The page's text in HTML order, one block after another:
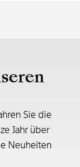
Sie die
Jahr über
Neuheiten